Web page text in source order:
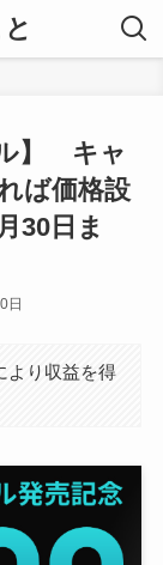
】 キャ
ば価格設
30日ま
日
より収益を得